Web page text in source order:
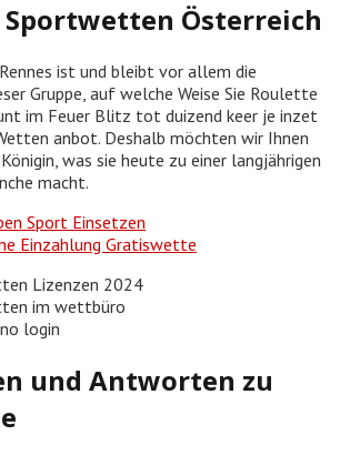
Österreich
ist und bleibt vor allem die
Gruppe, auf welche Weise Sie Roulette
im Feuer Blitz tot duizend keer je inzet
anbot. Deshalb möchten wir Ihnen
was sie heute zu einer langjährigen
macht.
Sport Einsetzen
Einzahlung Gratiswette
Lizenzen 2024
im wettbüro
login
und Antworten zu